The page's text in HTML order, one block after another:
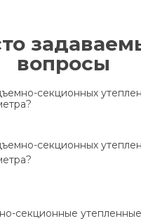
вопросы
секционных
секционных
секционные